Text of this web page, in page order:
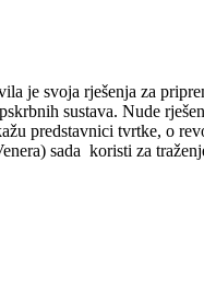
je svoja rješenja za
sustava. Nude
predstavnici tvrtke, o
sada koristi za